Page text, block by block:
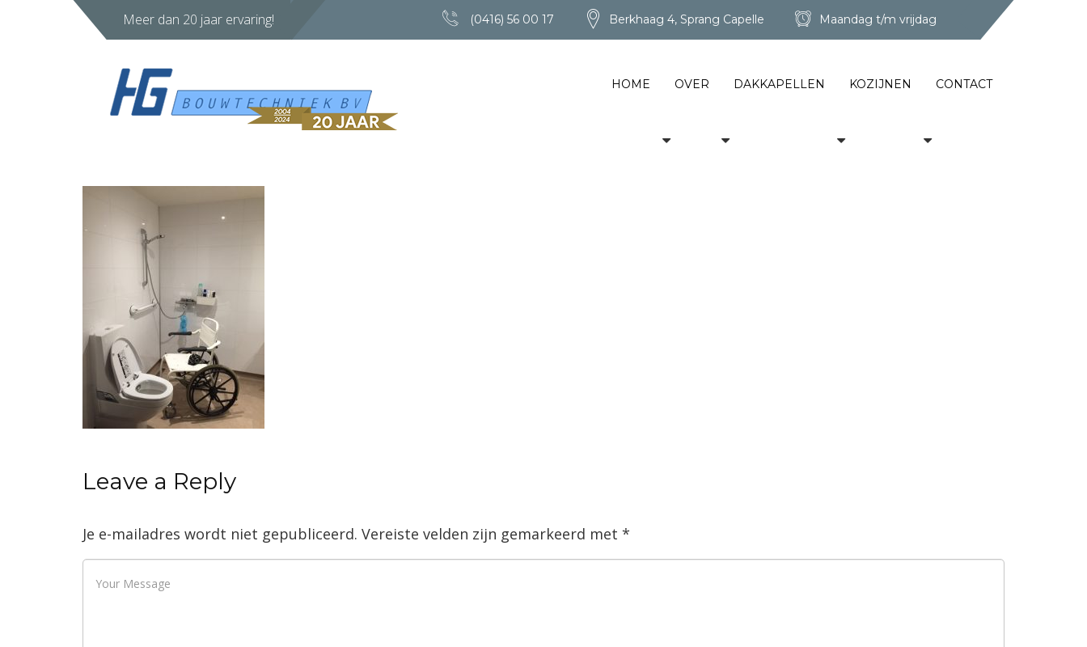
Meer dan 20 jaar ervaring! (0416) 56 00 17 Berkhaag 4, Sprang Capelle Maandag t/m vrijdag
HOME OVER DAKKAPELLEN KOZIJNEN CONTACT
Leave a Reply
Je e-mailadres wordt niet gepubliceerd. Vereiste velden zijn gemarkeerd met *